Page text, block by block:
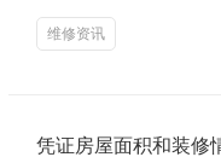
维修资讯
凭证房屋面积和装修